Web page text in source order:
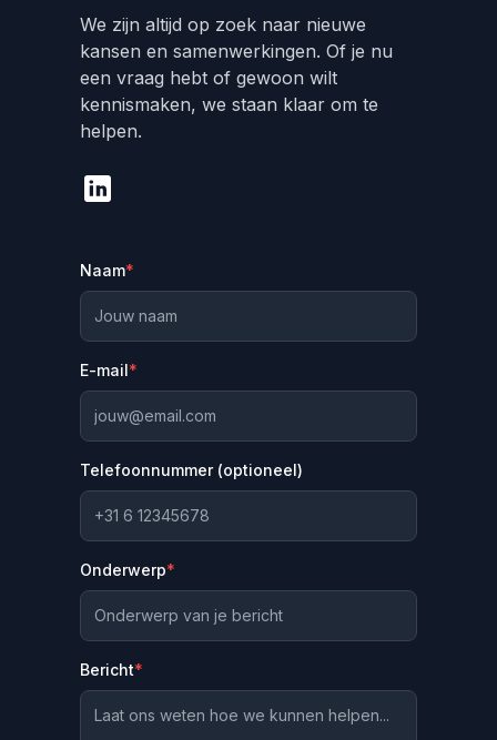
We zijn altijd op zoek naar nieuwe
kansen en samenwerkingen. Of je nu
een vraag hebt of gewoon wilt
kennismaken, we staan klaar om te
helpen.
Naam*
E-mail*
Telefoonnummer (optioneel)
Onderwerp*
Bericht*